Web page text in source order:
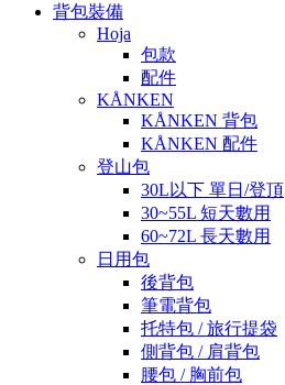
背包裝備
Hoja
包款
配件
KÅNKEN
KÅNKEN 背包
KÅNKEN 配件
登山包
30L以下 單日/登頂
30~55L 短天數用
60~72L 長天數用
日用包
後背包
筆電背包
托特包 / 旅行提袋
側背包 / 肩背包
腰包 / 胸前包